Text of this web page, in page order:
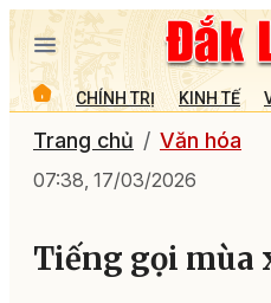
CHÍNH TRỊ KINH TẾ
Trang chủ Văn hóa
07:38, 17/03/2026
Tiếng gọi mùa